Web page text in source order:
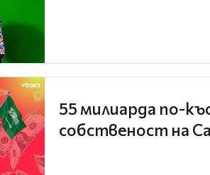
55 милиарда по-
собственост на